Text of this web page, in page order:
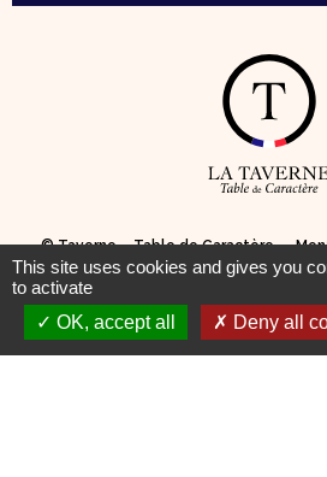
© Taverne – Table de Caractère —
Pour votre santé, pratiquez une
This site uses cookies and gives you
to activate
OK, accept all
Deny all